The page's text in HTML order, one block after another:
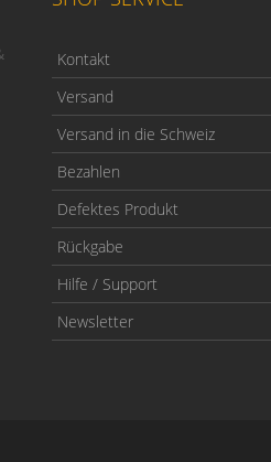
Kontakt
Versand
Versand in die Schweiz
Bezahlen
Defektes Produkt
Rückgabe
Hilfe / Support
Newsletter